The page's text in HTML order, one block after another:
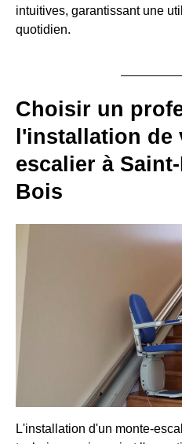
intuitives, garantissant une
quotidien.
Choisir un
l'installation de
escalier à
Bois
L'installation d'un monte-